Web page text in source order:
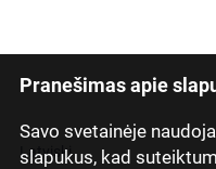
Pranešimas apie
Savo svetainėje
slapukus, kad
Latviski